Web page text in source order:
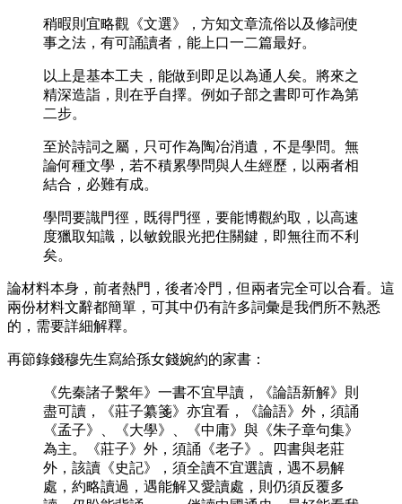
稍暇則宜略觀《文選》，方知文章流俗以及修詞使
事之法，有可誦讀者，能上口一二篇最好。
以上是基本工夫，能做到即足以為通人矣。將來之
精深造詣，則在乎自擇。例如子部之書即可作為第
二步。
至於詩詞之屬，只可作為陶冶消遺，不是學問。無
論何種文學，若不積累學問與人生經歷，以兩者相
結合，必難有成。
學問要識門徑，既得門徑，要能博觀約取，以高速
度獵取知識，以敏銳眼光把住關鍵，即無往而不利
矣。
論材料本身，前者熱門，後者冷門，但兩者完全可以合看。這
兩份材料文辭都簡單，可其中仍有許多詞彙是我們所不熟悉
的，需要詳細解釋。
再節錄錢穆先生寫給孫女錢婉約的家書：
《先秦諸子繫年》一書不宜早讀，《論語新解》則
盡可讀，《莊子纂箋》亦宜看，《論語》外，須誦
《孟子》、《大學》、《中庸》與《朱子章句集》
為主。《莊子》外，須誦《老子》。四書與老莊
外，該讀《史記》，須全讀不宜選讀，遇不易解
處，約略讀過，遇能解又愛讀處，則仍須反覆多